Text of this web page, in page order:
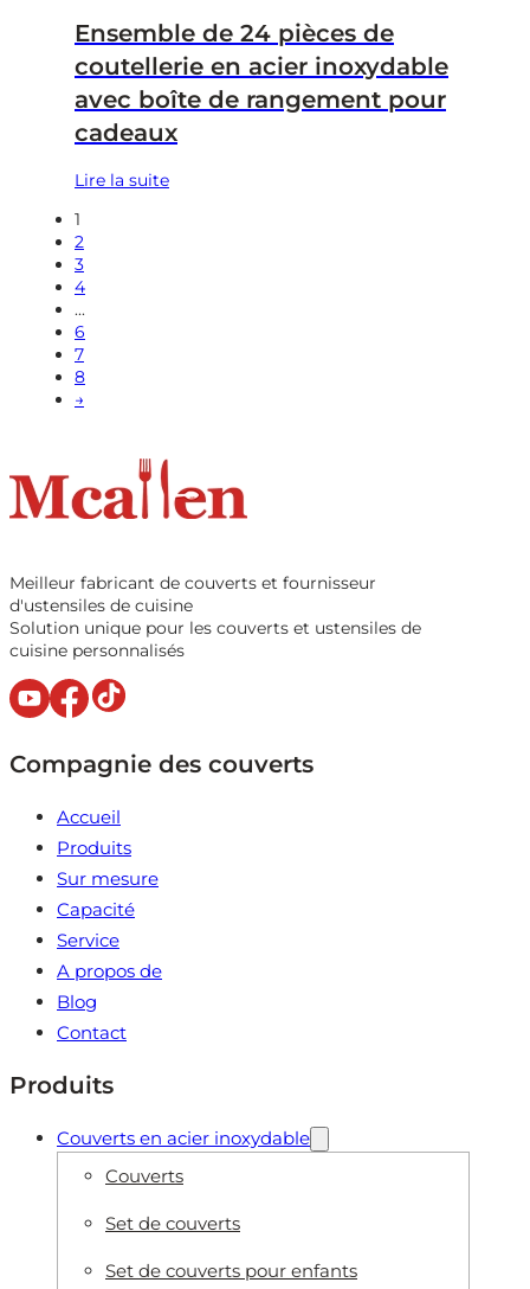
Ensemble de 24 pièces de
coutellerie en acier inoxydable
avec boîte de rangement pour
cadeaux
Lire la suite
1
2
3
4
...
6
7
8
→
Meilleur fabricant de couverts et fournisseur
d'ustensiles de cuisine
Solution unique pour les couverts et ustensiles de
cuisine personnalisés
Compagnie des couverts
Accueil
Produits
Sur mesure
Capacité
Service
A propos de
Blog
Contact
Produits
Couverts en acier inoxydable
Couverts
Set de couverts
Set de couverts pour enfants